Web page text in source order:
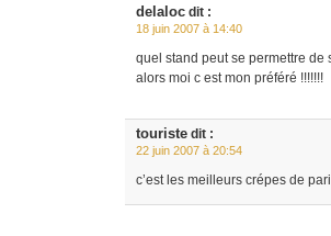
delaloc dit :
18 juin 2007 à 14:40
quel stand peut se permettre
alors moi c est mon préféré !!!!!!!
touriste dit :
22 juin 2007 à 20:54
c’est les meilleurs crépes de